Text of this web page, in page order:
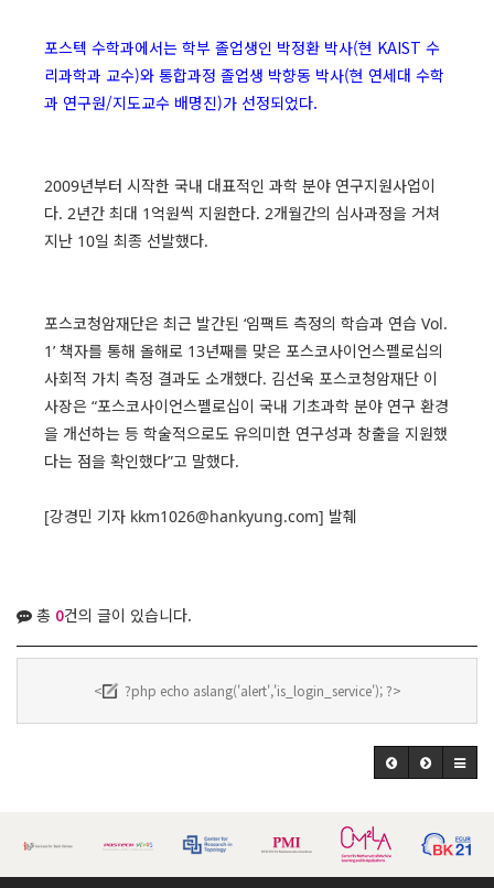
포스텍 수학과에서는 학부 졸업생인 박정환 박사(현 KAIST 수
리과학과 교수)와 통합과정 졸업생 박향동 박사(현 연세대 수학
과 연구원/지도교수 배명진)가 선정되었다.
2009년부터 시작한 국내 대표적인 과학 분야 연구지원사업이
다. 2년간 최대 1억원씩 지원한다. 2개월간의 심사과정을 거쳐
지난 10일 최종 선발했다.
포스코청암재단은 최근 발간된 ‘임팩트 측정의 학습과 연습 Vol.
1’ 책자를 통해 올해로 13년째를 맞은 포스코사이언스펠로십의
사회적 가치 측정 결과도 소개했다. 김선욱 포스코청암재단 이
사장은 “포스코사이언스펠로십이 국내 기초과학 분야 연구 환경
을 개선하는 등 학술적으로도 유의미한 연구성과 창출을 지원했
다는 점을 확인했다”고 말했다.
[강경민 기자 kkm1026@hankyung.com] 발췌
총 0건의 글이 있습니다.
< ?php echo aslang('alert','is_login_service'); ?>